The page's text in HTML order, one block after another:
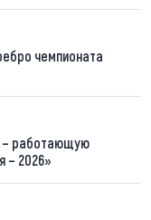
чемпионата
– работающую
– 2026»